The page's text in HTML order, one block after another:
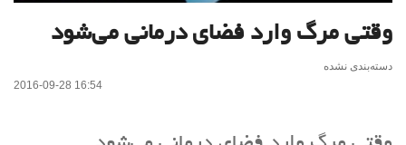
وقتی مرگ وارد فضای درمانی می‌شود
دسته‌بندی نشده
2016-09-28 16:54